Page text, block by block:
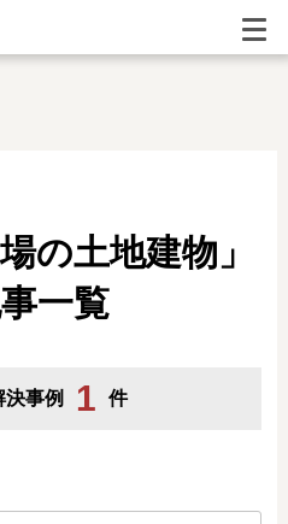
の土地建物」
一覧
事例 1 件